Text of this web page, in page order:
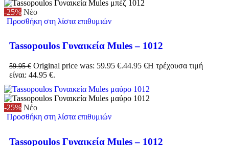
-25% Νέο
Προσθήκη στη λίστα επιθυμιών
Tassopoulos Γυναικεία Mules – 1012
59.95€ Original price was: 59.95 €.44.95 €Η τρέχουσα τιμή
είναι: 44.95 €.
-25% Νέο
Προσθήκη στη λίστα επιθυμιών
Tassopoulos Γυναικεία Mules – 1012